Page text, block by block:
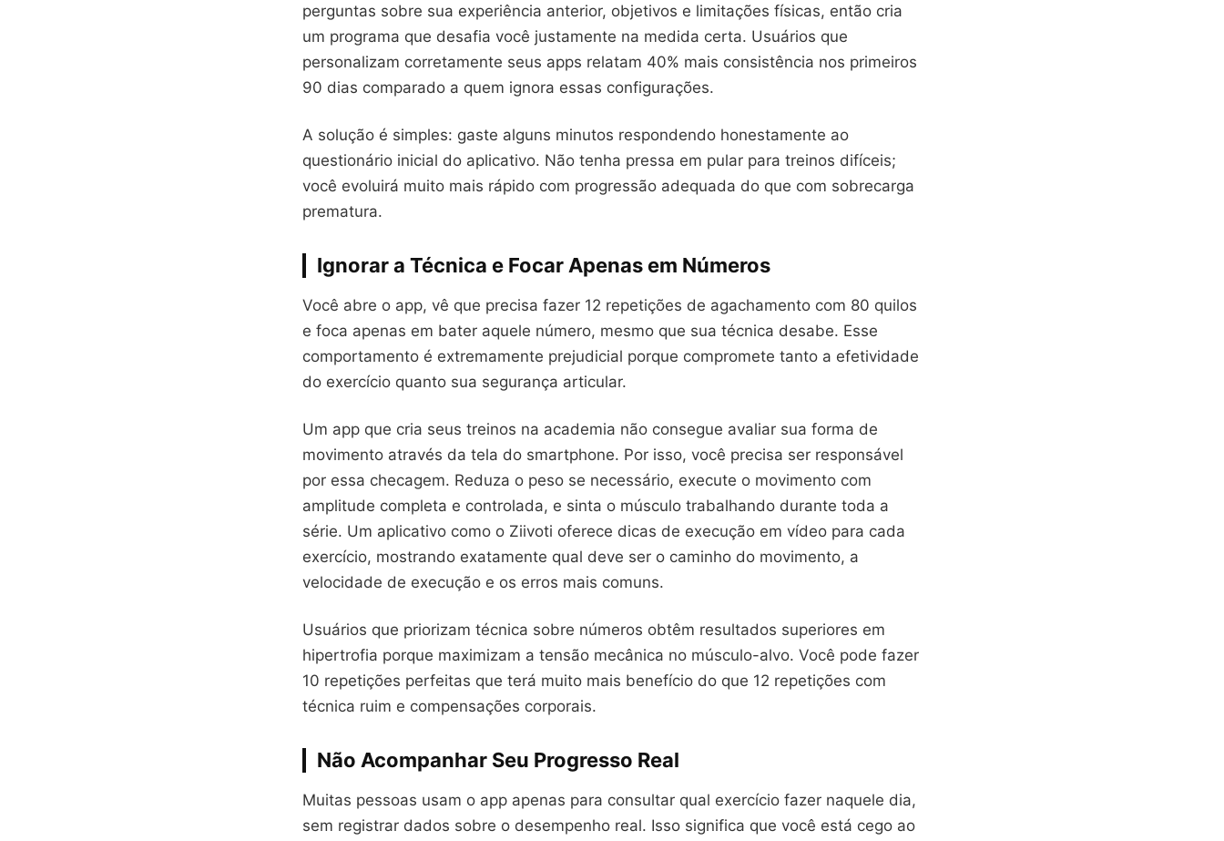
perguntas sobre sua experiência anterior, objetivos e limitações físicas, então cria
um programa que desafia você justamente na medida certa. Usuários que
personalizam corretamente seus apps relatam 40% mais consistência nos primeiros
90 dias comparado a quem ignora essas configurações.
A solução é simples: gaste alguns minutos respondendo honestamente ao
questionário inicial do aplicativo. Não tenha pressa em pular para treinos difíceis;
você evoluirá muito mais rápido com progressão adequada do que com sobrecarga
prematura.
Ignorar a Técnica e Focar Apenas em Números
Você abre o app, vê que precisa fazer 12 repetições de agachamento com 80 quilos
e foca apenas em bater aquele número, mesmo que sua técnica desabe. Esse
comportamento é extremamente prejudicial porque compromete tanto a efetividade
do exercício quanto sua segurança articular.
Um app que cria seus treinos na academia não consegue avaliar sua forma de
movimento através da tela do smartphone. Por isso, você precisa ser responsável
por essa checagem. Reduza o peso se necessário, execute o movimento com
amplitude completa e controlada, e sinta o músculo trabalhando durante toda a
série. Um aplicativo como o Ziivoti oferece dicas de execução em vídeo para cada
exercício, mostrando exatamente qual deve ser o caminho do movimento, a
velocidade de execução e os erros mais comuns.
Usuários que priorizam técnica sobre números obtêm resultados superiores em
hipertrofia porque maximizam a tensão mecânica no músculo-alvo. Você pode fazer
10 repetições perfeitas que terá muito mais benefício do que 12 repetições com
técnica ruim e compensações corporais.
Não Acompanhar Seu Progresso Real
Muitas pessoas usam o app apenas para consultar qual exercício fazer naquele dia,
sem registrar dados sobre o desempenho real. Isso significa que você está cego ao